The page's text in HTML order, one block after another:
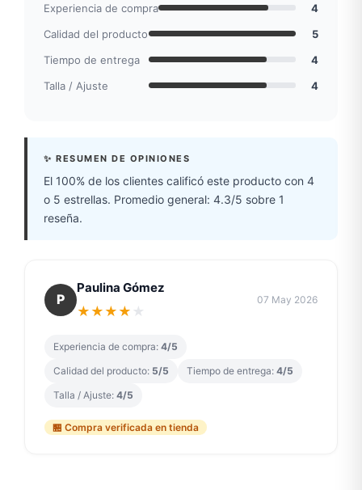
Experiencia de compra
4
Calidad del producto
5
Tiempo de entrega
4
Talla / Ajuste
4
✨ RESUMEN DE OPINIONES
El 100% de los clientes calificó este producto con 4
o 5 estrellas. Promedio general: 4.3/5 sobre 1
reseña.
P
Paulina Gómez
★ ★ ★ ★ ★
07 May 2026
Experiencia de compra: 4/5
Calidad del producto: 5/5 Tiempo de entrega: 4/5
Talla / Ajuste: 4/5
🏪 Compra verificada en tienda